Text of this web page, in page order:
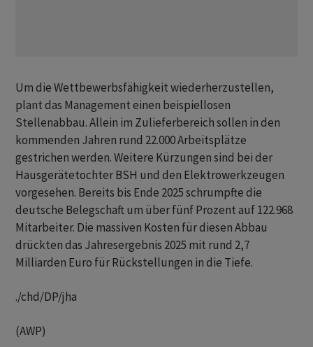
Um die Wettbewerbsfähigkeit wiederherzustellen,
plant das Management einen beispiellosen
Stellenabbau. Allein im Zulieferbereich sollen in den
kommenden Jahren rund 22.000 Arbeitsplätze
gestrichen werden. Weitere Kürzungen sind bei der
Hausgerätetochter BSH und den Elektrowerkzeugen
vorgesehen. Bereits bis Ende 2025 schrumpfte die
deutsche Belegschaft um über fünf Prozent auf 122.968
Mitarbeiter. Die massiven Kosten für diesen Abbau
drückten das Jahresergebnis 2025 mit rund 2,7
Milliarden Euro für Rückstellungen in die Tiefe.
./chd/DP/jha
(AWP)